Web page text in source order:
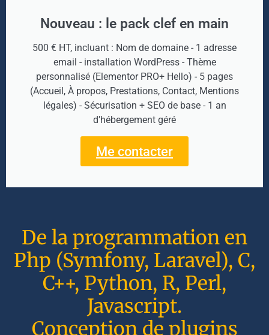
Nouveau : le pack clef en main
500 € HT, incluant : Nom de domaine - 1 adresse
email - installation WordPress - Thème
personnalisé (Elementor PRO+ Hello) - 5 pages
(Accueil, À propos, Prestations, Contact, Mentions
légales) - Sécurisation + SEO de base - 1 an
d’hébergement géré
Me contacter
De la programmation en
Php (Symfony, Laravel), C,
C++, Python, R, Perl,
Javascript.
Conception de plugins